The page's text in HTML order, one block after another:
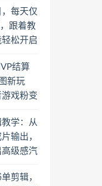
每天仅
跟着教
松开启
结算
新玩
戏粉变
学：从
输出，
级感汽
剪辑，